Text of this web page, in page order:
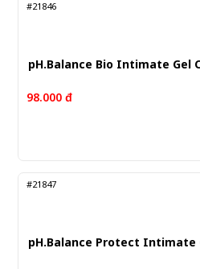
#21846
pH.Balance Bio Intimate Gel
98.000 đ
#21847
pH.Balance Protect Intimate